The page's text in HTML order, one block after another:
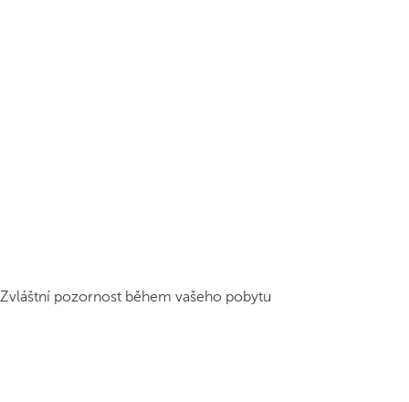
Zvláštní pozornost během vašeho pobytu